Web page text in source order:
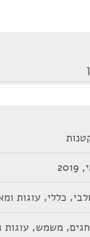
, כללי, עוגות
חגים, משמש, עוגות